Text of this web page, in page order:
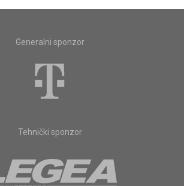
Generalni sponzor
Tehnički sponzor